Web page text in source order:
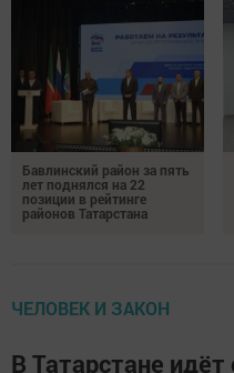
Бавлинский район за пять
лет поднялся на 22
позиции в рейтинге
районов Татарстана
ЧЕЛОВЕК И ЗАКОН
В Татарстане